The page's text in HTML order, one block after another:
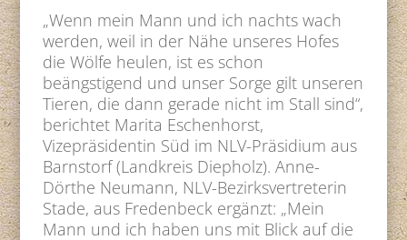
„Wenn mein Mann und ich nachts wach
werden, weil in der Nähe unseres Hofes
die Wölfe heulen, ist es schon
beängstigend und unser Sorge gilt unseren
Tieren, die dann gerade nicht im Stall sind“,
berichtet Marita Eschenhorst,
Vizepräsidentin Süd im NLV-Präsidium aus
Barnstorf (Landkreis Diepholz). Anne-
Dörthe Neumann, NLV-Bezirksvertreterin
Stade, aus Fredenbeck ergänzt: „Mein
Mann und ich haben uns mit Blick auf die